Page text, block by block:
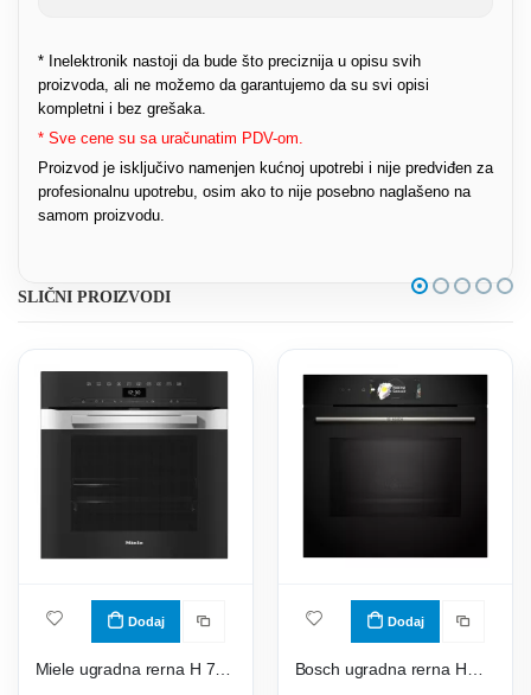
* Inelektronik nastoji da bude što preciznija u opisu svih
proizvoda, ali ne možemo da garantujemo da su svi opisi
kompletni i bez grešaka.
* Sve cene su sa uračunatim PDV-om.
Proizvod je isključivo namenjen kućnoj upotrebi i nije predviđen za
profesionalnu upotrebu, osim ako to nije posebno naglašeno na
samom proizvodu.
SLIČNI PROIZVODI
Dodaj Dodaj